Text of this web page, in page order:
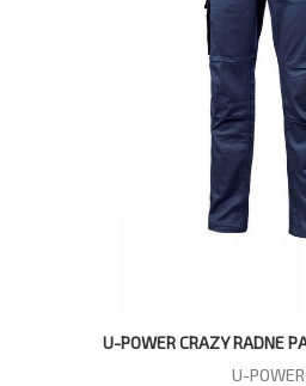
U-POWER CRAZY RADNE
U-POWER